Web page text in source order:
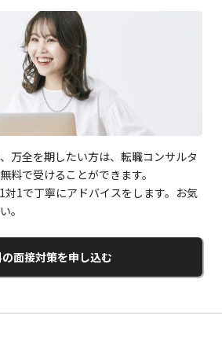
万全を期したい方は、転職コンサルタ
料で受けることができます。
対1で丁寧にアドバイスをします。お気
。
面接対策を申し込む